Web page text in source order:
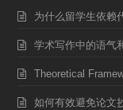
为什么留学生依赖
学术写作中的语气
Theoretical
如何有效避免论文